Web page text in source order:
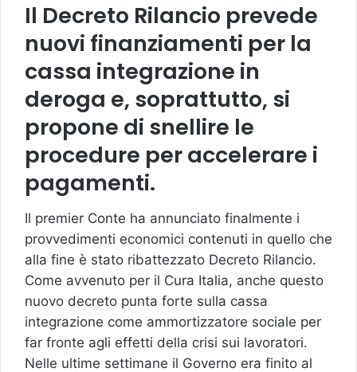
Il Decreto Rilancio prevede
nuovi finanziamenti per la
cassa integrazione in
deroga e, soprattutto, si
propone di snellire le
procedure per accelerare i
pagamenti.
Il premier Conte ha annunciato finalmente i
provvedimenti economici contenuti in quello che
alla fine è stato ribattezzato Decreto Rilancio.
Come avvenuto per il Cura Italia, anche questo
nuovo decreto punta forte sulla cassa
integrazione come ammortizzatore sociale per
far fronte agli effetti della crisi sui lavoratori.
Nelle ultime settimane il Governo era finito al